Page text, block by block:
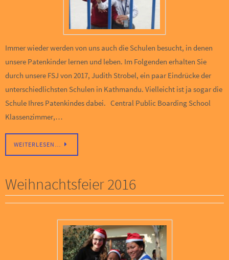
Immer wieder werden von uns auch die Schulen besucht, in denen
unsere Patenkinder lernen und leben. Im Folgenden erhalten Sie
durch unsere FSJ von 2017, Judith Strobel, ein paar Eindrücke der
unterschiedlichsten Schulen in Kathmandu. Vielleicht ist ja sogar die
Schule Ihres Patenkindes dabei. Central Public Boarding School
Klassenzimmer,…
WEITERLESEN…
Weihnachtsfeier 2016